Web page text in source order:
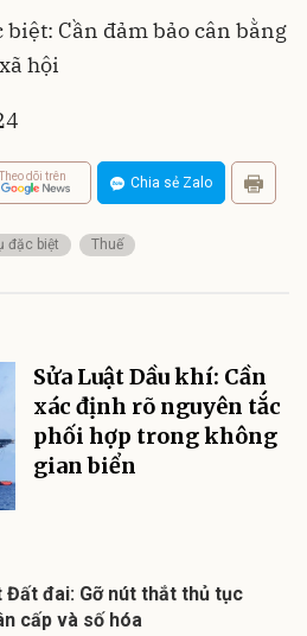
Cần đảm bảo cân bằng
hội
Theo dõi trên Chia sẻ Zalo
đặc biệt Thuế
Sửa Luật Dầu khí: Cần
xác định rõ nguyên tắc
phối hợp trong không
gian biển
Đất đai: Gỡ nút thắt thủ tục
cấp và số hóa